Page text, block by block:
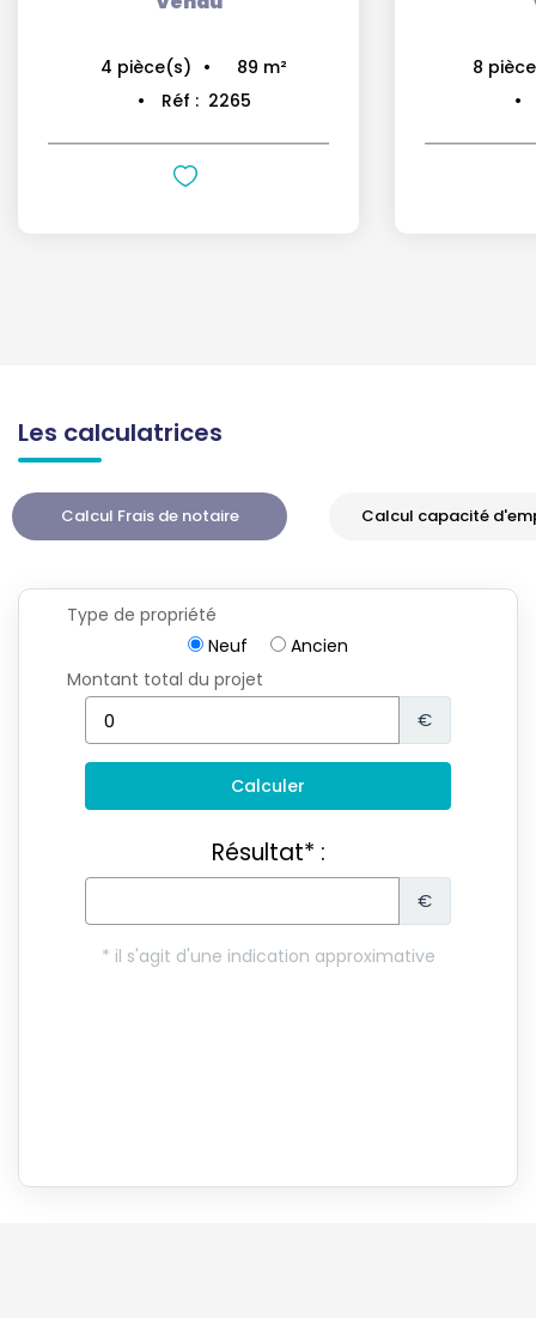
8pièce(s) 209m²
Réf : 2225
4
Les calculatrices
Calcul Frais de notaire Calcul capacité